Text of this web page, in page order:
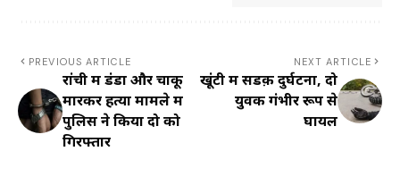
PREVIOUS ARTICLE
रांची में डंडा और चाकू
मारकर हत्या मामले में
पुलिस ने किया दो को
गिरफ्तार
NEXT ARTICLE
खूंटी में सडक़ दुर्घटना, दो
युवक गंभीर रूप से
घायल